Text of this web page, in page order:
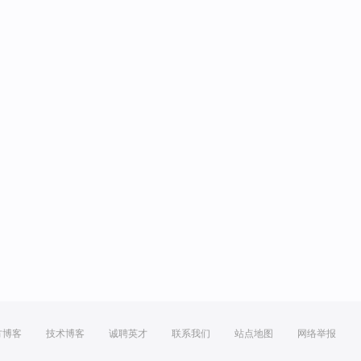
博客 技术博客 诚聘英才 联系我们 站点地图 网络举报